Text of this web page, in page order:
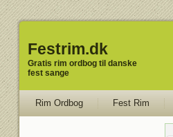
Festrim.dk
Gratis rim ordbog til danske
fest sange
Rim Ordbog Fest Rim